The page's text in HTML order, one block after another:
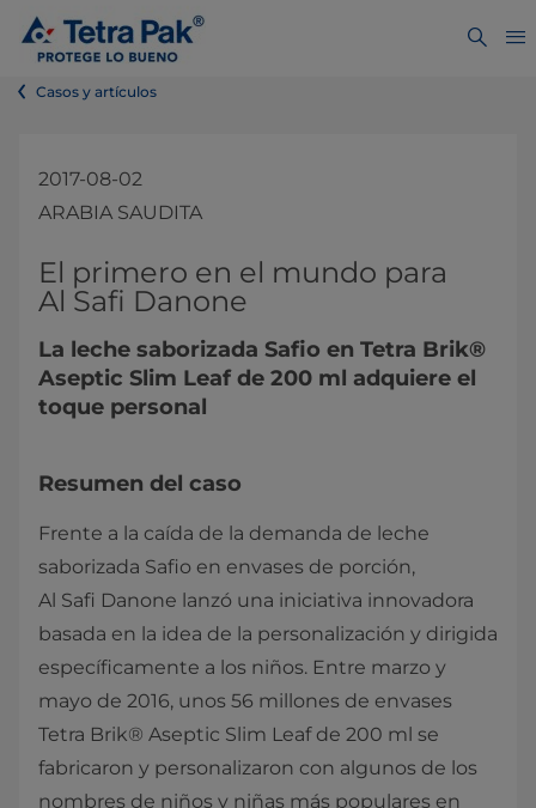
Casos y artículos
2017-08-02
ARABIA SAUDITA
​​​​​​​El primero en el mundo para
Al Safi Danone
La leche saborizada Safio en Tetra Brik®
Aseptic Slim Leaf de 200 ml adquiere el
toque personal
Resumen del caso
Frente a la caída de la demanda de leche
saborizada Safio en envases de porción,
Al Safi Danone lanzó una iniciativa innovadora
basada en la idea de la personalización y dirigida
específicamente a los niños. Entre marzo y
mayo de 2016, unos 56 millones de envases
Tetra Brik® Aseptic Slim Leaf de 200 ml se
fabricaron y personalizaron con algunos de los
nombres de niños y niñas más populares en